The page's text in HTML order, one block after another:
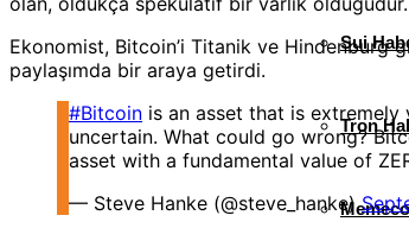
Sui
Tron
Ekonomist, Bitcoin’i Titanik ve Hindenburg
paylaşımda bir araya getirdi.
#Bitcoin is an asset that is
uncertain. What could go wrong?
asset with a fundamental value of
— Steve Hanke (@steve_hanke)